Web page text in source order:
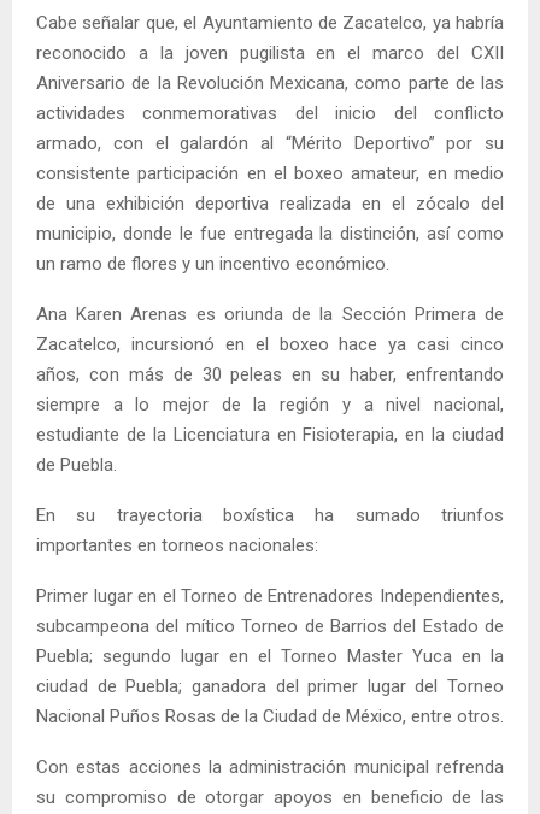
Cabe señalar que, el Ayuntamiento de Zacatelco, ya habría
reconocido a la joven pugilista en el marco del CXII
Aniversario de la Revolución Mexicana, como parte de las
actividades conmemorativas del inicio del conflicto
armado, con el galardón al “Mérito Deportivo” por su
consistente participación en el boxeo amateur, en medio
de una exhibición deportiva realizada en el zócalo del
municipio, donde le fue entregada la distinción, así como
un ramo de flores y un incentivo económico.
Ana Karen Arenas es oriunda de la Sección Primera de
Zacatelco, incursionó en el boxeo hace ya casi cinco
años, con más de 30 peleas en su haber, enfrentando
siempre a lo mejor de la región y a nivel nacional,
estudiante de la Licenciatura en Fisioterapia, en la ciudad
de Puebla.
En su trayectoria boxística ha sumado triunfos
importantes en torneos nacionales:
Primer lugar en el Torneo de Entrenadores Independientes,
subcampeona del mítico Torneo de Barrios del Estado de
Puebla; segundo lugar en el Torneo Master Yuca en la
ciudad de Puebla; ganadora del primer lugar del Torneo
Nacional Puños Rosas de la Ciudad de México, entre otros.
Con estas acciones la administración municipal refrenda
su compromiso de otorgar apoyos en beneficio de las